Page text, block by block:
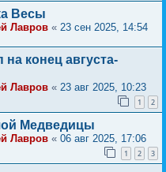
Весы
Лавров « 23 сен 2025, 14:54
конец августа-
Лавров « 23 авг 2025, 10:23
1 2
Медведицы
Лавров « 06 авг 2025, 17:06
1 2 3